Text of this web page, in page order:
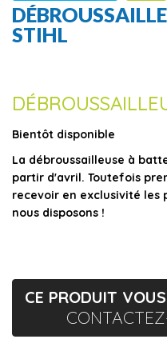
STIHL
Bientôt disponible
La débroussailleuse à
partir d'avril. Toutefois
recevoir en exclusivité
nous disposons !
CE PRODUIT